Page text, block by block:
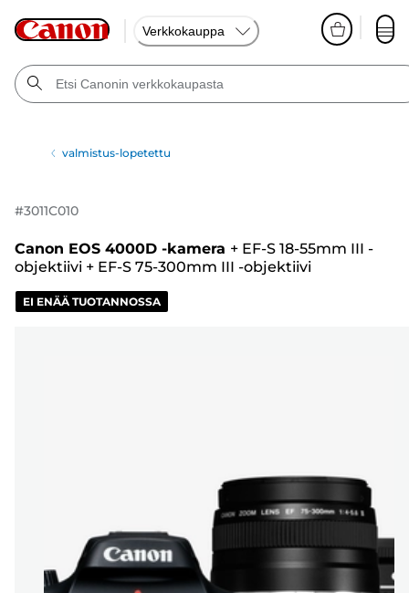
Verkkokauppa
valmistus-lopetettu
#3011C010
Canon EOS 4000D -kamera + EF-S 18-55mm III -
objektiivi + EF-S 75-300mm III -objektiivi
EI ENÄÄ TUOTANNOSSA